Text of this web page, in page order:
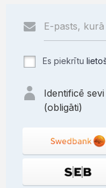
Es piekrītu
Identificē
(obligāti)